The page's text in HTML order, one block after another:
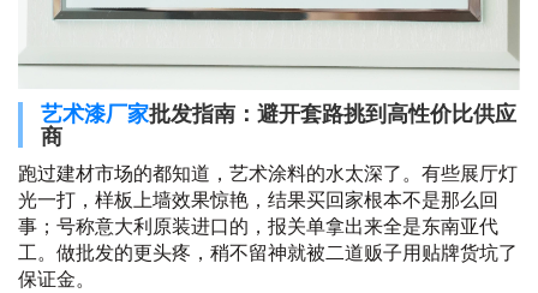
艺术漆厂家批发指南：避开套路挑到高性价比供应
商
跑过建材市场的都知道，艺术涂料的水太深了。有些展厅灯
光一打，样板上墙效果惊艳，结果买回家根本不是那么回
事；号称意大利原装进口的，报关单拿出来全是东南亚代
工。做批发的更头疼，稍不留神就被二道贩子用贴牌货坑了
保证金。